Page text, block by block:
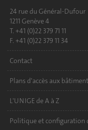
24 rue du Général-Dufour
1211 Genève 4
T. +41 (0)22 379 71 11
F. +41 (0)22 379 11 34
Contact
Plans d'accès aux
L'UNIGE de A à Z
Politique et configuration